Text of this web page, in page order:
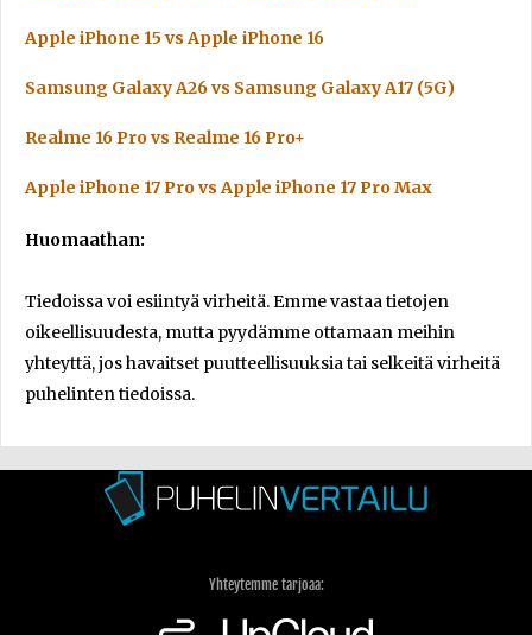
Apple iPhone 15 vs Apple iPhone 16
Samsung Galaxy A26 vs Samsung Galaxy A17 (5G)
Realme 16 Pro vs Realme 16 Pro+
Apple iPhone 17 Pro vs Apple iPhone 17 Pro Max
Huomaathan:
Tiedoissa voi esiintyä virheitä. Emme vastaa tietojen
oikeellisuudesta, mutta pyydämme ottamaan meihin
yhteyttä, jos havaitset puutteellisuuksia tai selkeitä virheitä
puhelinten tiedoissa.
Yhteytemme tarjoaa: